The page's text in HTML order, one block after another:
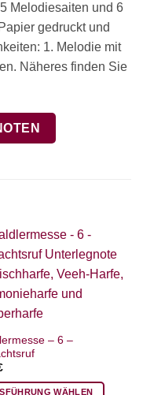
Melodiesaiten und 6
gedruckt und
1. Melodie mit
Näheres finden Sie
– 6 –
WÄHLEN